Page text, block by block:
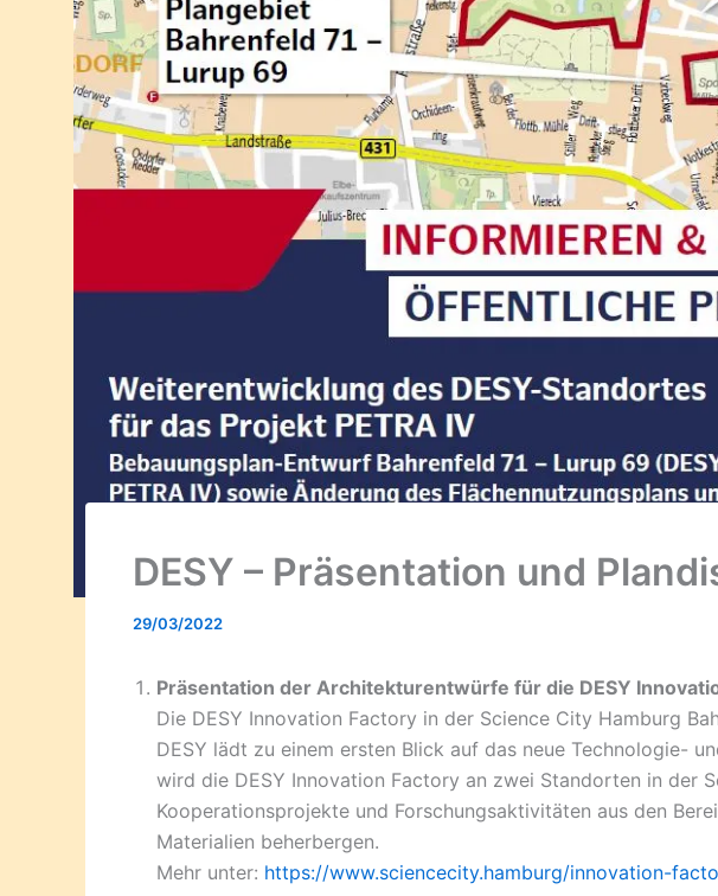
DESY – Präsentation und
29/03/2022
Präsentation der Architekturentwürfe für die DESY
Die DESY Innovation Factory in der Science City Hamburg
DESY lädt zu einem ersten Blick auf das neue Technologie-
wird die DESY Innovation Factory an zwei Standorten in der
Kooperationsprojekte und Forschungsaktivitäten aus den
Materialien beherbergen.
Mehr unter: https://www.sciencecity.hamburg/innovation-